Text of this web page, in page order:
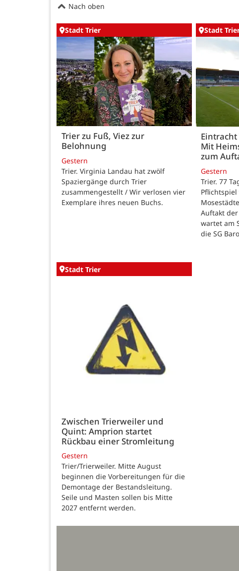
Nach oben
Stadt Trier
Trier zu Fuß, Viez zur
Belohnung
Gestern
Trier. Virginia Landau hat zwölf
Spaziergänge durch Trier
zusammengestellt / Wir verlosen vier
Exemplare ihres neuen Buchs.
Stadt
Eintracht
Mit
zum
Gestern
Trier. 77
Auftakt
wartet am
die SG
Stadt Trier
Zwischen Trierweiler und
Quint: Amprion startet
Rückbau einer Stromleitung
Gestern
Trier/Trierweiler. Mitte August
beginnen die Vorbereitungen für die
Demontage der Bestandsleitung.
Seile und Masten sollen bis Mitte
2027 entfernt werden.